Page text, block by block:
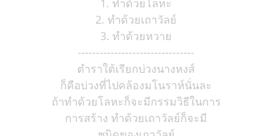
1. ทำด้วยโลหะ
2. ทำด้วยเถาวัลย์
3. ทำด้วยหวาย
--------------------------------
ตำราใต้เรียกบ่วงนางหงส์
ก็คือบ่วงที่ไปคล้องมโนราห์นั่นละ
ถ้าทำด้วยโลหะก็จะมีกรรมวิธีในการ
การสร้าง ทำด้วยเถาวัลย์ก็จะมี